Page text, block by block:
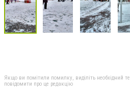
Якщо ви помітили помилку, виділіть необхідний
повідомити про це редакцію